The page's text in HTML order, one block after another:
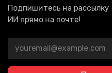
Подпишитесь на рассылку
ИИ прямо на почте!